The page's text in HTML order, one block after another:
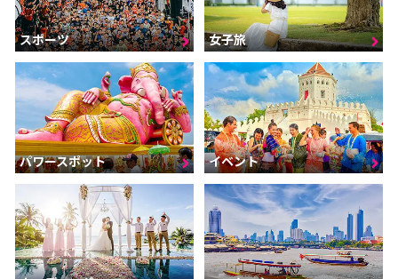
スポーツ 女子旅
パワースポット イベント